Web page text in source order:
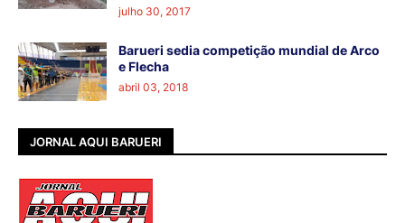
julho 30, 2017
Barueri sedia competição mundial de Arco
e Flecha
abril 03, 2018
JORNAL AQUI BARUERI